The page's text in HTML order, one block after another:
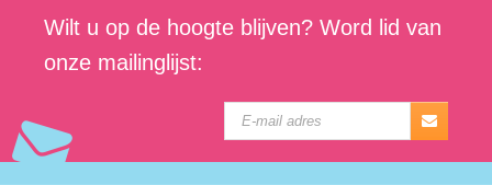
Wilt u op de hoogte blijven? Word lid van
onze mailinglijst: